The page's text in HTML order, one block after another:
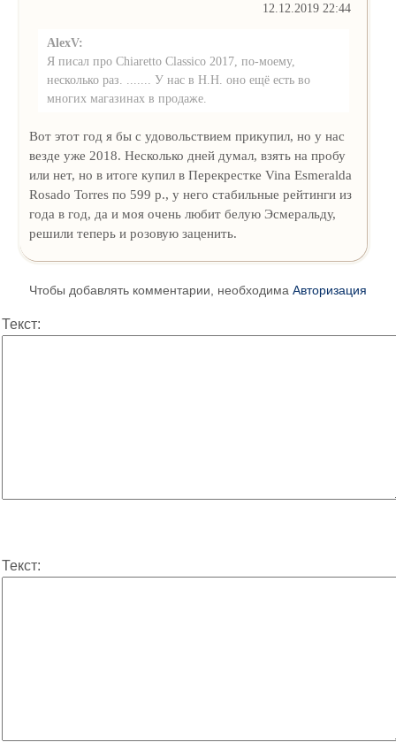
12.12.2019 22:44
AlexV:
Я писал про Chiaretto Classico 2017, по-моему,
несколько раз. ....... У нас в Н.Н. оно ещё есть во
многих магазинах в продаже.
Вот этот год я бы с удовольствием прикупил, но у нас
везде уже 2018. Несколько дней думал, взять на пробу
или нет, но в итоге купил в Перекрестке Vina Esmeralda
Rosado Torres по 599 р., у него стабильные рейтинги из
года в год, да и моя очень любит белую Эсмеральду,
решили теперь и розовую заценить.
Чтобы добавлять комментарии, необходима Авторизация
Текст:
Текст: